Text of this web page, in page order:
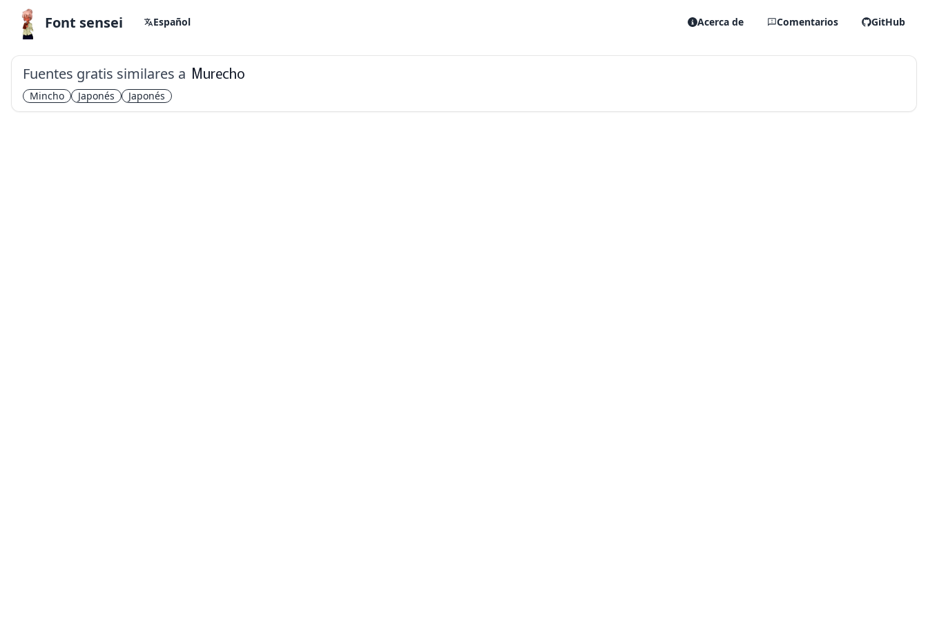
Font sensei Español Acerca de Comentarios GitHub
Fuentes gratis similares a Murecho
Mincho Japonés Japonés